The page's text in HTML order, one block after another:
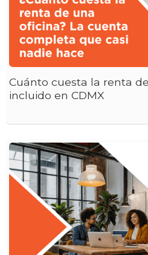
Cuánto cuesta la renta
incluido en CDMX